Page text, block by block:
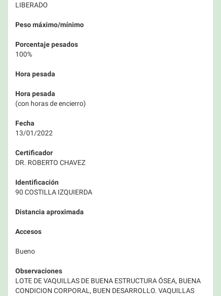
LIBERADO
Peso máximo/mínimo
Porcentaje pesados
100%
Hora pesada
Hora pesada
(con horas de encierro)
Fecha
13/01/2022
Certificador
DR. ROBERTO CHAVEZ
Identificación
90 COSTILLA IZQUIERDA
Distancia aproximada
Accesos
Bueno
Observaciones
LOTE DE VAQUILLAS DE BUENA ESTRUCTURA ÓSEA, BUENA
CONDICION CORPORAL, BUEN DESARROLLO. VAQUILLAS